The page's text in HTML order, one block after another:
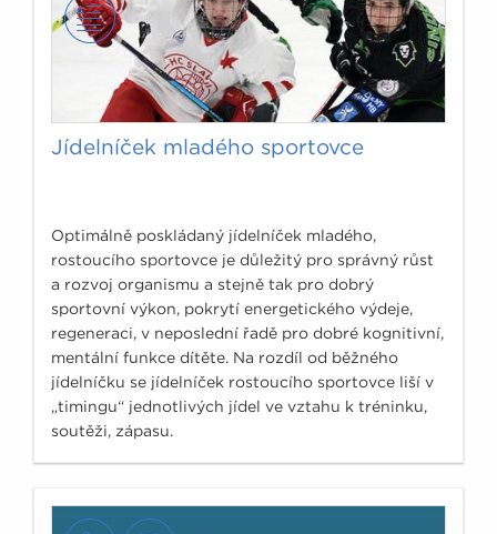
Jídelníček mladého sportovce
Optimálně poskládaný jídelníček mladého,
rostoucího sportovce je důležitý pro správný růst
a rozvoj organismu a stejně tak pro dobrý
sportovní výkon, pokrytí energetického výdeje,
regeneraci, v neposlední řadě pro dobré kognitivní,
mentální funkce dítěte. Na rozdíl od běžného
jídelníčku se jídelníček rostoucího sportovce liší v
„timingu“ jednotlivých jídel ve vztahu k tréninku,
soutěži, zápasu.